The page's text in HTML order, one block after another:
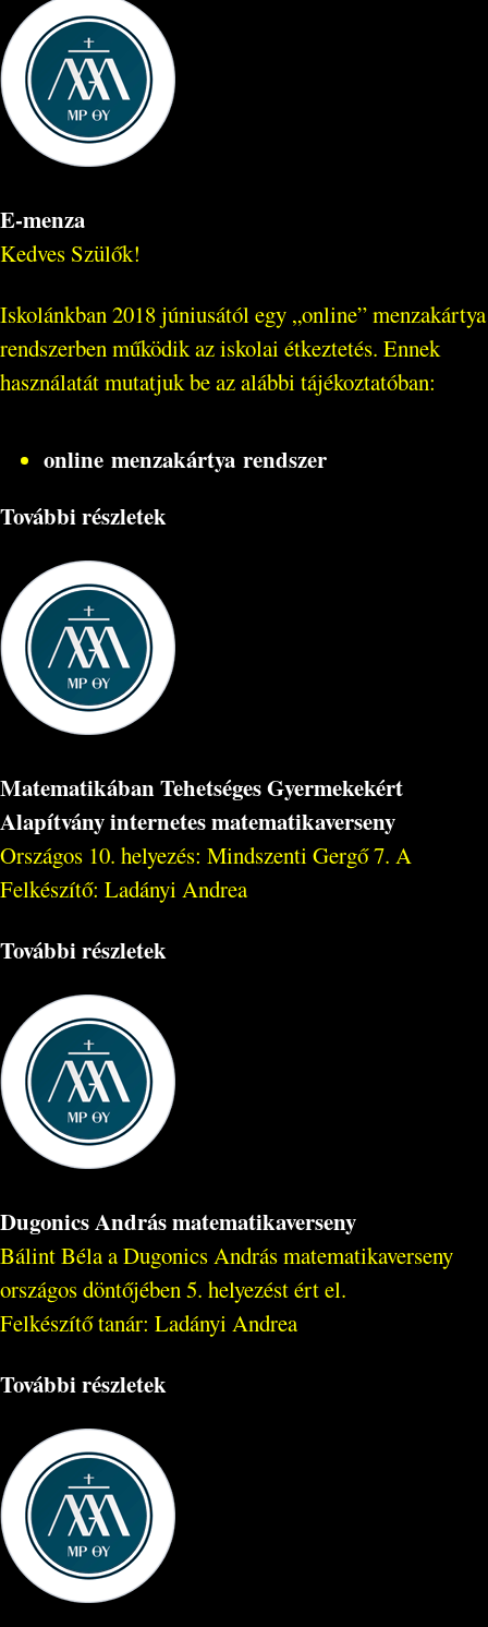
E-menza
Kedves Szülők!
Iskolánkban 2018 júniusától egy „online” menzakártya
rendszerben működik az iskolai étkeztetés. Ennek
használatát mutatjuk be az alábbi tájékoztatóban:
online menzakártya rendszer
További részletek
Matematikában Tehetséges Gyermekekért
Alapítvány internetes matematikaverseny
Országos 10. helyezés: Mindszenti Gergő 7. A
Felkészítő: Ladányi Andrea
További részletek
Dugonics András matematikaverseny
Bálint Béla a Dugonics András matematikaverseny
országos döntőjében 5. helyezést ért el.
Felkészítő tanár: Ladányi Andrea
További részletek